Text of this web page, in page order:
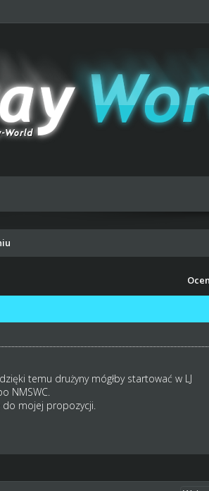
temu drużyny mógłby startować w LJ
NMSWC.
mojej propozycji.